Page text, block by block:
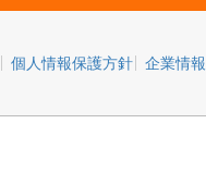
個人情報保護方針 企業情報